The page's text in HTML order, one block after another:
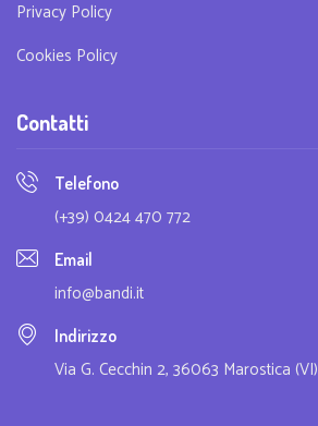
Privacy Policy
Cookies Policy
Contatti
Telefono
(+39) 0424 470 772
Email
info@bandi.it
Indirizzo
Via G. Cecchin 2, 36063 Marostica (VI)